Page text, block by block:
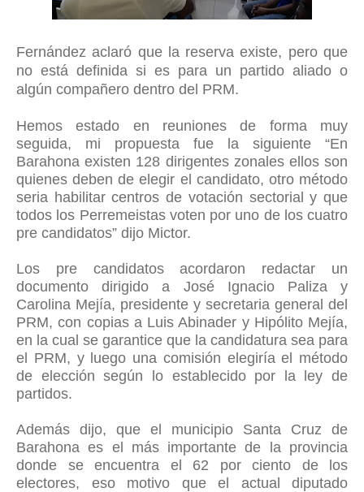
Fernández aclaró que la reserva existe, pero que
no está definida si es para un partido aliado o
algún compañero dentro del PRM.
Hemos estado en reuniones de forma muy
seguida, mi propuesta fue la siguiente “En
Barahona existen 128 dirigentes zonales ellos son
quienes deben de elegir el candidato, otro método
seria habilitar centros de votación sectorial y que
todos los Perremeistas voten por uno de los cuatro
pre candidatos” dijo Mictor.
Los pre candidatos acordaron redactar un
documento dirigido a José Ignacio Paliza y
Carolina Mejía, presidente y secretaria general del
PRM, con copias a Luis Abinader y Hipólito Mejía,
en la cual se garantice que la candidatura sea para
el PRM, y luego una comisión elegiría el método
de elección según lo establecido por la ley de
partidos.
Además dijo, que el municipio Santa Cruz de
Barahona es el más importante de la provincia
donde se encuentra el 62 por ciento de los
electores, eso motivo que el actual diputado